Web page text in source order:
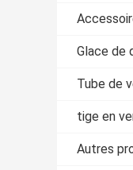
Glace de
Tube de
tige en
Autres